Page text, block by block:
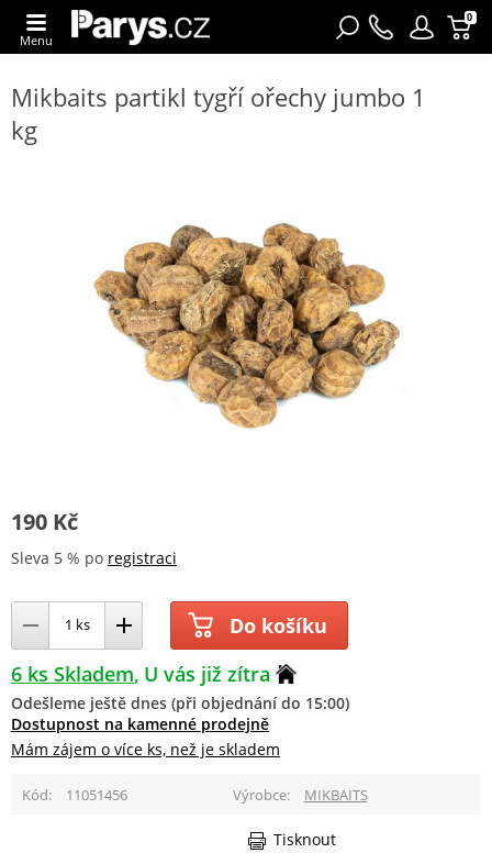
0
Menu
Mikbaits partikl tygří ořechy jumbo 1
kg
190 Kč
Sleva 5 % po registraci
Do košíku
6 ks Skladem U vás již zítra
Odešleme ještě dnes (při objednání do 15:00)
Dostupnost na kamenné prodejně
Mám zájem o více ks, než je skladem
Kód 11051456 Výrobce MIKBAITS
Tisknout